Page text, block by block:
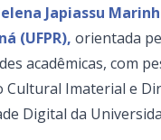
Japiassu
(UFPR), orientada
acadêmicas, com
Cultural Imaterial e
Digital da